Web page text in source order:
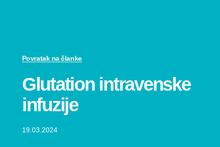
Povratak na članke
Glutation intravenske
infuzije
19.03.2024